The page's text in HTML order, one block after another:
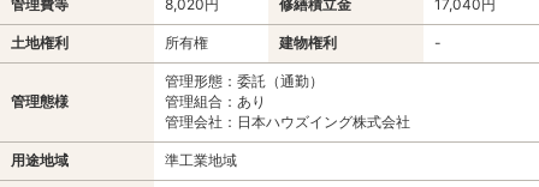
管理費等 8,020円 修繕積立金 17,040円
土地権利 所有権 建物権利 -
管理態様
管理形態：委託（通勤）
管理組合：あり
管理会社：日本ハウズイング株式会社
用途地域 準工業地域